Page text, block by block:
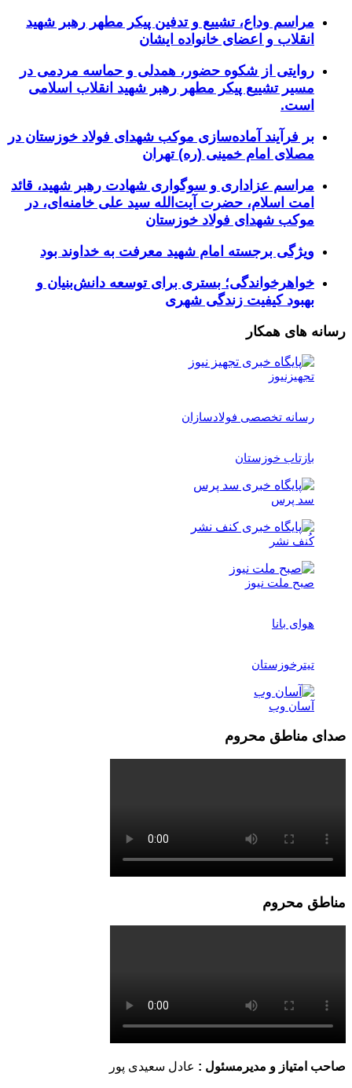
مراسم وداع، تشییع و تدفین پیکر مطهر رهبر شهید
انقلاب و اعضای خانواده ایشان
روایتی از شکوه حضور، همدلی و حماسه مردمی در
مسیر تشییع پیکر مطهر رهبر شهید انقلاب اسلامی
است.
بر فرآیند آماده‌سازی موکب شهدای فولاد خوزستان در
مصلای امام خمینی (ره) تهران
مراسم عزاداری و سوگواری شهادت رهبر شهید، قائد
امت اسلام، حضرت آیت‌الله سید علی خامنه‌ای، در
موکب شهدای فولاد خوزستان
ویژگی برجسته امام شهید معرفت به خداوند بود
خواهرخواندگی؛ بستری برای توسعه دانش‌بنیان و
بهبود کیفیت زندگی شهری
رسانه های همکار
تجهیزنیوز
رسانه تخصصی فولادسازان
بازتاب خوزستان
سد پرس
کُنف نشر
صبح ملت نیوز
هوای بانا
تیترخوزستان
آسان وب
صدای مناطق محروم
مناطق محروم
صاحب امتیاز و مدیرمسئول : عادل سعیدی پور